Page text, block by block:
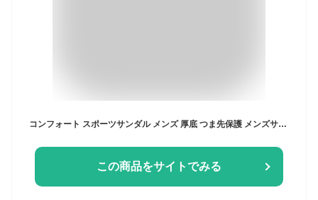
コンフォート スポーツサンダル メンズ 厚底 つま先保護 メンズサンダル コンフォート クッション性 屈曲性 防臭 通気 水陸両用 防滑 着脱簡単 マジックテープ 吸汗速乾 ビーチサンダル 川遊び 水遊び アウトドア
この商品をサイトでみる